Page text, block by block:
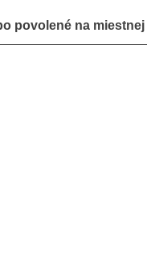
povolené na